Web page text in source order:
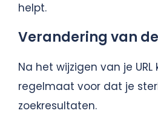
helpt.
Verandering van de
Na het wijzigen van je
regelmaat voor dat je
zoekresultaten.